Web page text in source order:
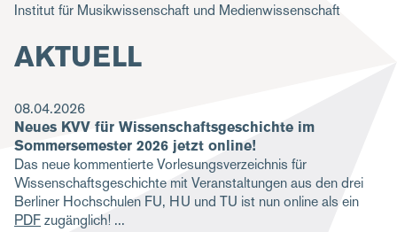
n
a
v
i
g
a
t
i
Institut für Musikwissenschaft und Medienwissenschaft
AKTUELL
08.04.2026
Neues KVV für Wissenschaftsgeschichte im
Sommersemester 2026 jetzt online!
Das neue kommentierte Vorlesungsverzeichnis für
Wissenschaftsgeschichte mit Veranstaltungen aus den drei
Berliner Hochschulen FU, HU und TU ist nun online als ein
PDFzugänglich!